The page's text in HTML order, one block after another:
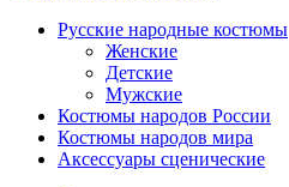
Русские народные костюмы
Женские
Детские
Мужские
Костюмы народов России
Костюмы народов мира
Аксессуары сценические